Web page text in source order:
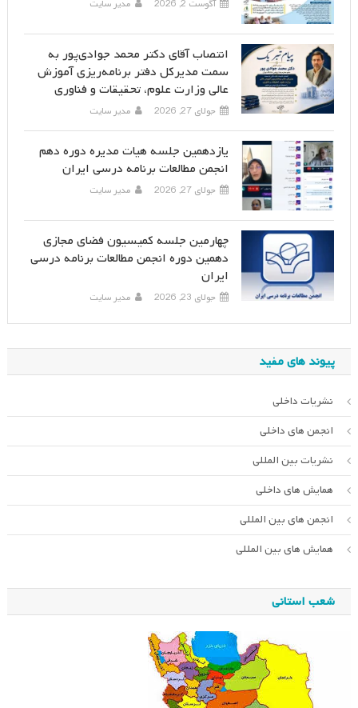
آگوست 2, 2026 مدیر سایت
انتصاب آقای دکتر محمد جوادی‌پور به
سمت مدیرکل دفتر برنامه‌ریزی آموزش
عالی وزارت علوم، تحقیقات و فناوری
جولای 27, 2026 مدیر سایت
یازدهمین جلسه هیات مدیره دوره دهم
انجمن مطالعات برنامه درسی ایران
جولای 27, 2026 مدیر سایت
چهارمین جلسه کمیسیون فضای مجازی
دهمین دوره انجمن مطالعات برنامه درسی
ایران
جولای 23, 2026 مدیر سایت
پیوند های مفید
نشریات داخلی
انجمن های داخلی
نشریات بین المللی
همایش های داخلی
انجمن های بین المللی
همایش های بین المللی
شعب استانی